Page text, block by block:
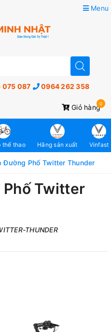
Menu
075 087 0964 262 358
Giỏ hàng0
thể thao Hãng sản xuất Vinfast
Đường Phố Twitter Thunder
Twitter
THUNDER